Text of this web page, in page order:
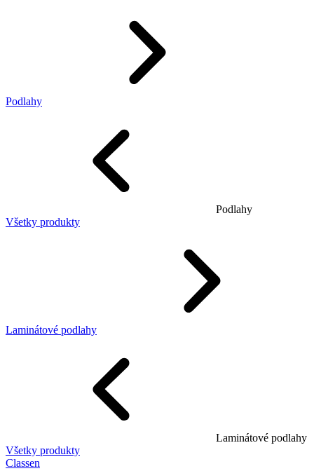
Podlahy
Podlahy
Všetky produkty
Laminátové podlahy
Laminátové podlahy
Všetky produkty
Classen